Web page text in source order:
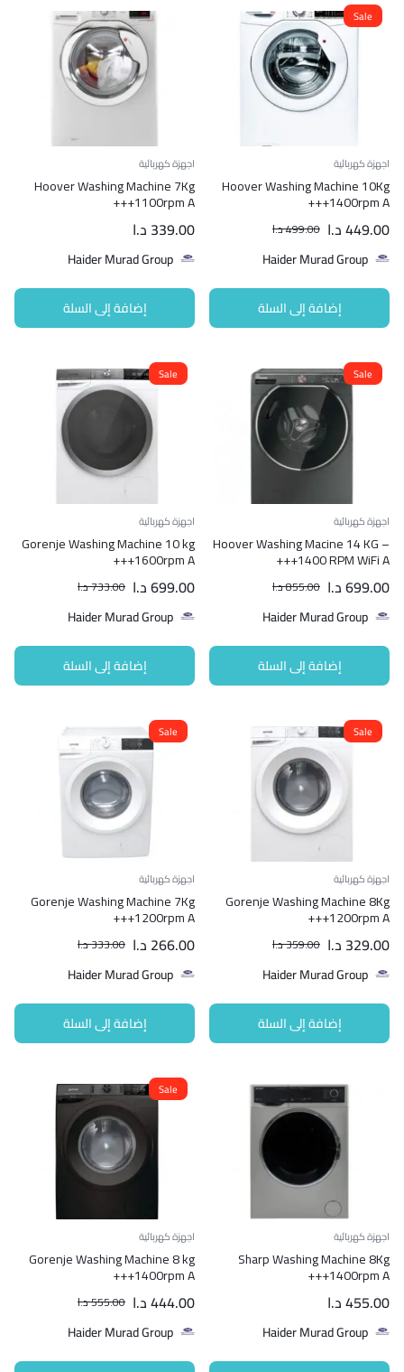
Sale
اجهزة كهربائية
Hoover Washing Machine 10Kg
1400rpm A+++
499.00د.ا 449.00د.ا
Haider Murad Group
إضافة إلى السلة
اجهزة كهربائية
Hoover Washing Machine 7Kg
1100rpm A+++
339.00 د.ا
Haider Murad Group
إضافة إلى السلة
Sale
اجهزة كهربائية
Hoover Washing Macine 14 KG –
1400 RPM WiFi A+++
855.00د.ا 699.00د.ا
Haider Murad Group
إضافة إلى السلة
Sale
اجهزة كهربائية
Gorenje Washing Machine 10 kg
1600rpm A+++
733.00د.ا 699.00د.ا
Haider Murad Group
إضافة إلى السلة
Sale
اجهزة كهربائية
Gorenje Washing Machine 8Kg
1200rpm A+++
359.00د.ا 329.00 د.ا
Haider Murad Group
إضافة إلى السلة
Sale
اجهزة كهربائية
Gorenje Washing Machine 7Kg
1200rpm A+++
333.00د.ا 266.00 د.ا
Haider Murad Group
إضافة إلى السلة
اجهزة كهربائية
Sharp Washing Machine 8Kg
1400rpm A+++
455.00د.ا
Haider Murad Group
Sale
اجهزة كهربائية
Gorenje Washing Machine 8 kg
1400rpm A+++
555.00د.ا 444.00د.ا
Haider Murad Group